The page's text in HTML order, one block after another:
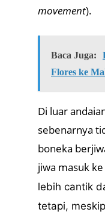
movement).
Baca Juga:
Flores ke
Di luar
sebenarnya
boneka
jiwa masuk
lebih cantik
tetapi,